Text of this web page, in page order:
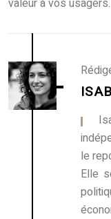
valeur à vos usagers.
,
le
Elle